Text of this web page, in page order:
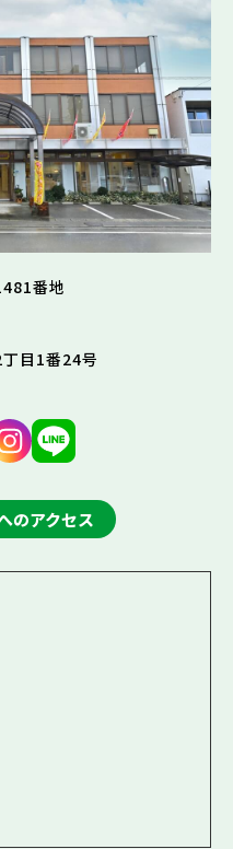
番地
目1番24号
のアクセス